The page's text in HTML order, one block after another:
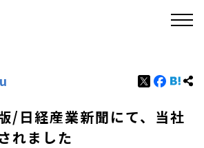
/日経産業新聞にて、当社
れました